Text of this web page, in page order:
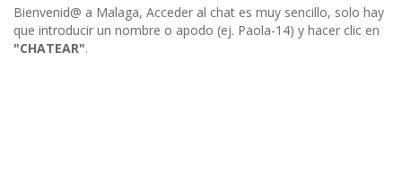
Bienvenid@ a Malaga, Acceder al chat es muy sencillo, solo hay
que introducir un nombre o apodo (ej. Paola-14) y hacer clic en
"CHATEAR".